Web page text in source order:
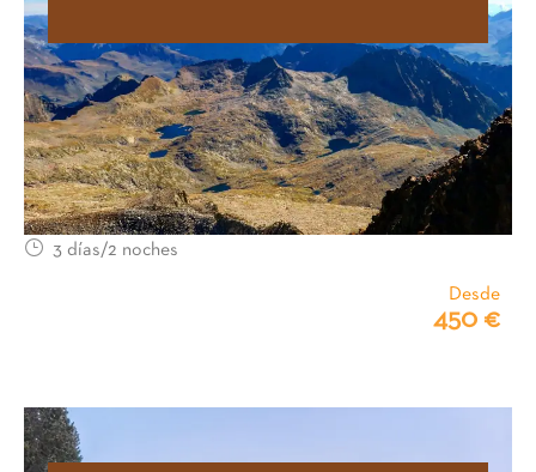
3 días/2 noches
Desde
450 €